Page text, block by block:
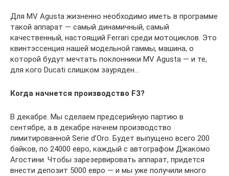
Для MV Agusta жизненно необходимо иметь в программе
такой аппарат — самый динамичный, самый
качественный, настоящий Ferrari среди мотоциклов. Это
квинтэссенция нашей модельной гаммы, машина, о
которой будут мечтать поклонники MV Agusta — и те,
для кого Ducati слишком зауряден…
Когда начнется производство F3?
В декабре. Мы сделаем предсерийную партию в
сентябре, а в декабре начнем производство
лимитированной Serie d’Oro. Будет выпущено всего 200
байков, по 24000 евро, каждый с автографом Джакомо
Агостини. Чтобы зарезервировать аппарат, придется
внести депозит 5000 евро — и мы уже получили много